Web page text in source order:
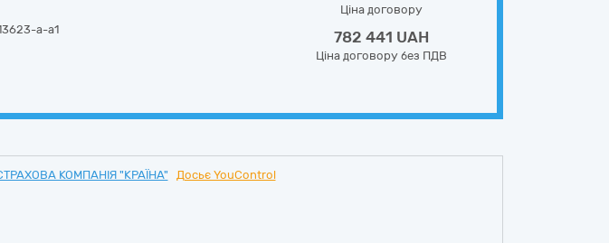
a-a1
Ціна договору
782 441 UAH
Ціна договору без ПДВ
КОМПАНІЯ "КРАЇНА"
Досьє YouControl